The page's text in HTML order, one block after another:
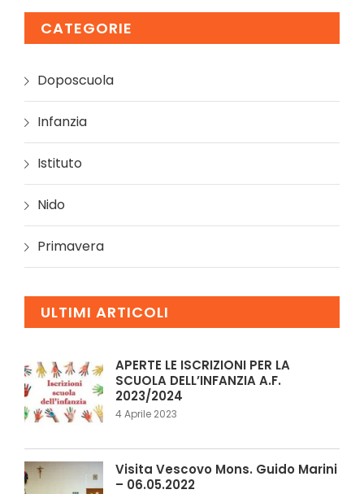
CATEGORIE
Doposcuola
Infanzia
Istituto
Nido
Primavera
ULTIMI ARTICOLI
APERTE LE ISCRIZIONI PER LA
SCUOLA DELL’INFANZIA A.F.
2023/2024
4 Aprile 2023
Visita Vescovo Mons. Guido Marini
– 06.05.2022